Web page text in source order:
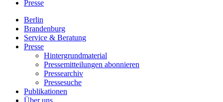
Presse
Berlin
Brandenburg
Service & Beratung
Presse
Hintergrundmaterial
Pressemitteilungen abonnieren
Pressearchiv
Pressesuche
Publikationen
Über uns